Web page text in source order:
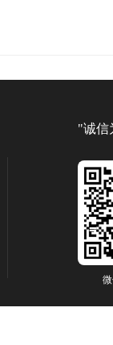
"诚信